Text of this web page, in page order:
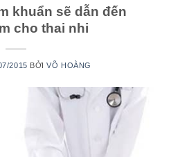
khuẩn sẽ dẫn đến
cho thai nhi
2015 BỞIVÕ HOÀNG